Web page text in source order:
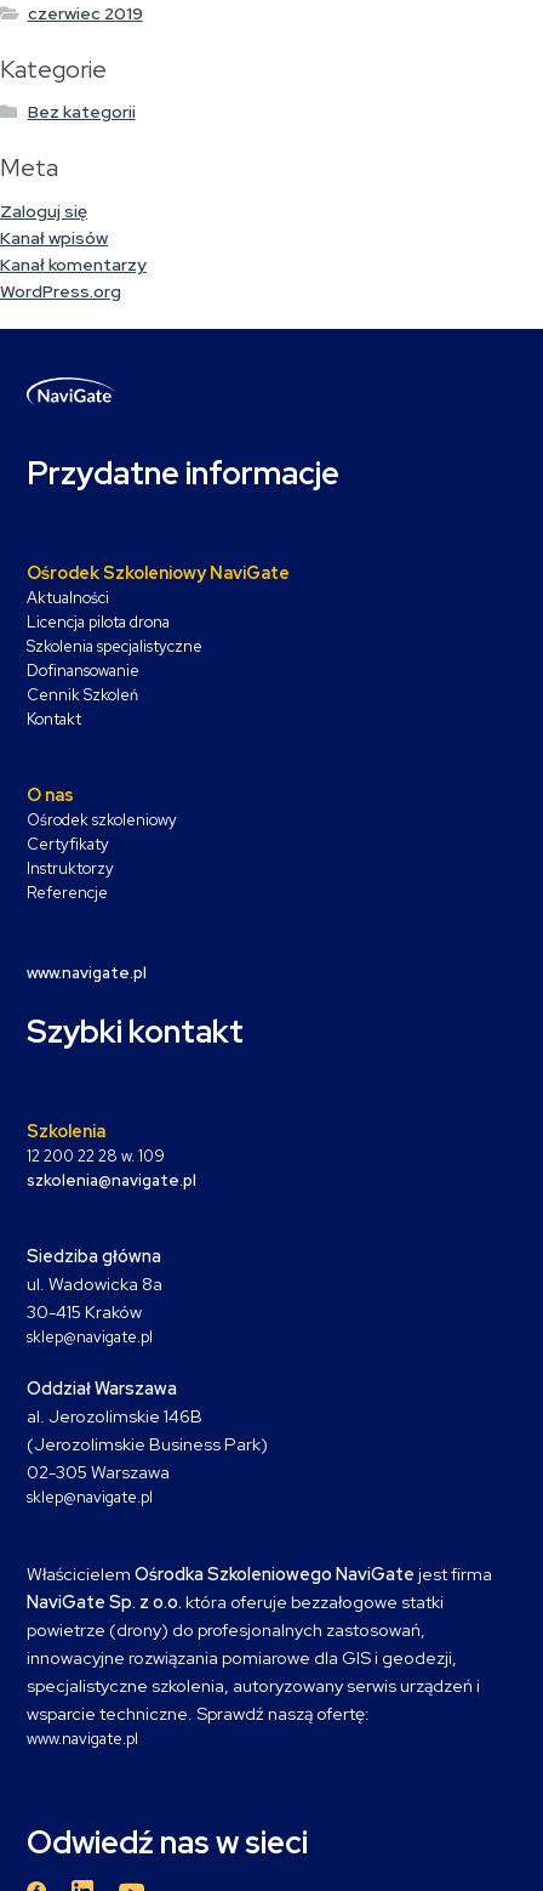
czerwiec 2019
Kategorie
Bez kategorii
Meta
Zaloguj się
Kanał wpisów
Kanał komentarzy
WordPress.org
Przydatne informacje
Ośrodek Szkoleniowy NaviGate
Aktualności
Licencja pilota drona
Szkolenia specjalistyczne
Dofinansowanie
Cennik Szkoleń
Kontakt
O nas
Ośrodek szkoleniowy
Certyfikaty
Instruktorzy
Referencje
www.navigate.pl
Szybki kontakt
Szkolenia
12 200 22 28 w. 109
szkolenia@navigate.pl
Siedziba główna
ul. Wadowicka 8a
30-415 Kraków
sklep@navigate.pl
Oddział Warszawa
al. Jerozolimskie 146B
(Jerozolimskie Business Park)
02-305 Warszawa
sklep@navigate.pl
Właścicielem Ośrodka Szkoleniowego NaviGate jest firma
NaviGate Sp. z o.o. która oferuje bezzałogowe statki
powietrze (drony) do profesjonalnych zastosowań,
innowacyjne rozwiązania pomiarowe dla GIS i geodezji,
specjalistyczne szkolenia, autoryzowany serwis urządzeń i
wsparcie techniczne. Sprawdź naszą ofertę:
www.navigate.pl
Odwiedź nas w sieci